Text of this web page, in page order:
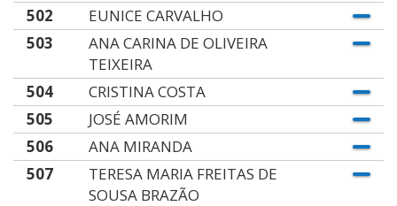
502
EUNICE CARVALHO
503
ANA CARINA DE OLIVEIRA
TEIXEIRA
504
CRISTINA COSTA
505
JOSÉ AMORIM
506
ANA MIRANDA
507
TERESA MARIA FREITAS DE
SOUSA BRAZÃO